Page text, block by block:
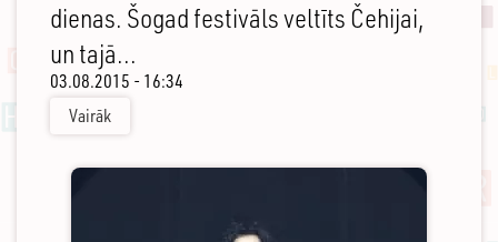
dienas. Šogad festivāls veltīts Čehijai,
un tajā...
03.08.2015 - 16:34
Vairāk